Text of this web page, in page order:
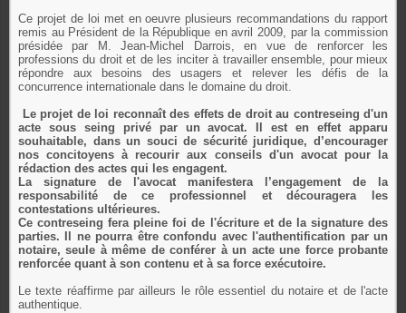
Ce projet de loi met en oeuvre plusieurs recommandations du rapport
remis au Président de la République en avril 2009, par la commission
présidée par M. Jean-Michel Darrois, en vue de renforcer les
professions du droit et de les inciter à travailler ensemble, pour mieux
répondre aux besoins des usagers et relever les défis de la
concurrence internationale dans le domaine du droit.
Le projet de loi reconnaît des effets de droit au contreseing d'un
acte sous seing privé par un avocat. Il est en effet apparu
souhaitable, dans un souci de sécurité juridique, d’encourager
nos concitoyens à recourir aux conseils d'un avocat pour la
rédaction des actes qui les engagent.
La signature de l'avocat manifestera l’engagement de la
responsabilité de ce professionnel et découragera les
contestations ultérieures.
Ce contreseing fera pleine foi de l'écriture et de la signature des
parties. Il ne pourra être confondu avec l'authentification par un
notaire, seule à même de conférer à un acte une force probante
renforcée quant à son contenu et à sa force exécutoire.
Le texte réaffirme par ailleurs le rôle essentiel du notaire et de l'acte
authentique.